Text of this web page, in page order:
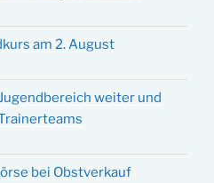
am 2. August
weiter und
bei Obstverkauf